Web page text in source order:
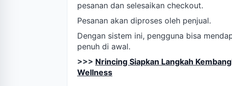
pesanan dan selesaikan checkout.
Pesanan akan diproses oleh penjual.
Dengan sistem ini, pengguna bisa
penuh di awal.
>>> Nrincing Siapkan Langkah
Wellness